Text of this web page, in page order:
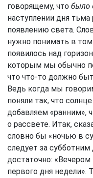
говорящему, что было
наступлении дня
появлению света.
нужно понимать в
появилось над
которым мы обычно
что что-то должно
Ведь когда мы
поняли так, что
добавляем «ранним»,
о рассвете. Итак,
словно бы «ночью в
следует за
достаточно:
первого дня